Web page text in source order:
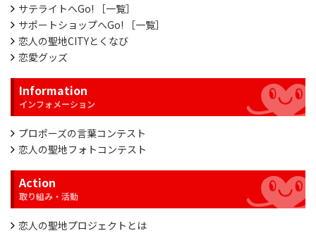
サテライトへGo! ［一覧］
サポートショップへGo! ［一覧］
恋人の聖地CITYとくなび
恋愛グッズ
Information
プロポーズの言葉コンテスト
恋人の聖地フォトコンテスト
Action
恋人の聖地プロジェクトとは